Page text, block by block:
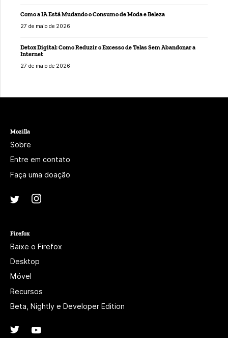
Como a IA Está Mudando o Consumo de Moda e Beleza
27 de maio de 2026
Detox Digital: Como Reduzir o Excesso de Telas Sem Abandonar a
Internet
27 de maio de 2026
Mozilla
Sobre
Entre em contato
Faça uma doação
Twitter
Firefox
Baixe o Firefox
Desktop
Móvel
Recursos
Beta, Nightly e Developer Edition
Twitter